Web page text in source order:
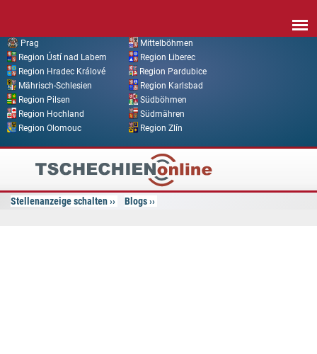
Prag
Mittelböhmen
Region Ústí nad Labem
Region Liberec
Region Hradec Králové
Region Pardubice
Mährisch-Schlesien
Region Karlsbad
Region Pilsen
Südböhmen
Region Hochland
Südmähren
Region Olomouc
Region Zlín
Tschechien
Online
Stellenanzeige schalten Blogs